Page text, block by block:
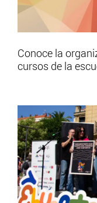
Conoce la
cursos de la